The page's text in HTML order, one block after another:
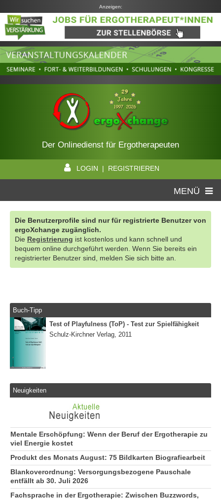
Anzeigen:
Der Onlinedienst für Ergotherapeuten
LOGIN | REGISTRIEREN
MENÜ
Die Benutzerprofile sind nur für registrierte Benutzer von
ergoXchange zugänglich.
Die Registrierung ist kostenlos und kann schnell und
bequem online durchgeführt werden. Wenn Sie bereits ein
registrierter Benutzer sind, melden Sie sich bitte an.
Buch-Tipp
Test of Playfulness (ToP) - Test zur Spielfähigkeit
Schulz-Kirchner Verlag, 2011
Neuigkeiten
Mentale Erschöpfung: Wenn der Beruf der Ergotherapie zu
viel Energie kostet
Produkt des Monats August: 75 Bildkarten Biografiearbeit
Blankoverordnung: Versorgungsbezogene Pauschale
entfällt ab 30. Juli 2026
Fachsprache in der Ergotherapie: Zwischen Buzzwords,